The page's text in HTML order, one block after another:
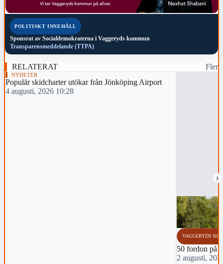
POLITISKT INNEHÅLL
Sponsrat av Socialdemokraterna i Vaggeryds kommun
Transparensmeddelande (TTPA)
RELATERAT Fler
›
NYHETER
Populär skidcharter utökar från Jönköping Airport
4 augusti, 2026 10:28
VAGGERYDS
50 fordon på
2 augusti,